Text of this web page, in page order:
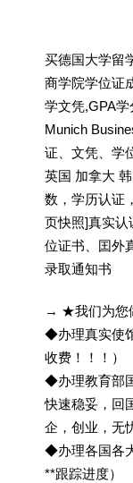
买德国大学留
商学院学位证
学文凭,GPA
Munich
证、文凭、学
英国 加拿大
数，学历认证
页快照]真实认
位证书、囯外
录取通知书
→ ★我们为您
◆办理真实使
收费！！！）
◆办理教育部
快速稳妥，回
企，创业，无
◆办理各国各
**跟踪进度）